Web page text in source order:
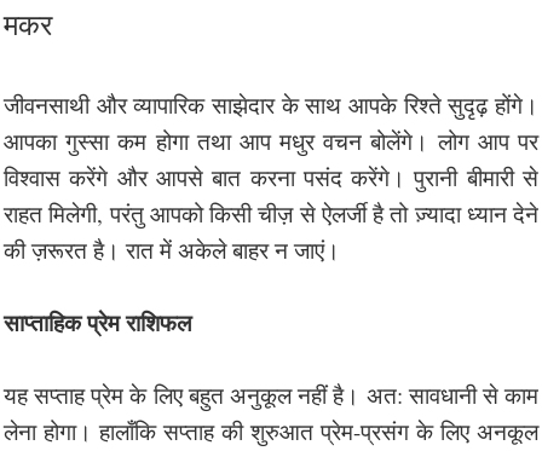
मकर
जीवनसाथी और व्यापारिक साझेदार के साथ आपके रिश्ते सुदृढ़ होंगे।
आपका गुस्सा कम होगा तथा आप मधुर वचन बोलेंगे। लोग आप पर
विश्वास करेंगे और आपसे बात करना पसंद करेंगे। पुरानी बीमारी से
राहत मिलेगी, परंतु आपको किसी चीज़ से ऐलर्जी है तो ज़्यादा ध्यान देने
की ज़रूरत है। रात में अकेले बाहर न जाएं।
साप्ताहिक प्रेम राशिफल
यह सप्ताह प्रेम के लिए बहुत अनुकूल नहीं है। अत: सावधानी से काम
लेना होगा। हालाँकि सप्ताह की शुरुआत प्रेम-प्रसंग के लिए अनकूल